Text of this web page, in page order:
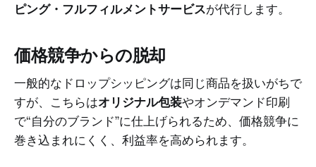
ピング・フルフィルメントサービスが代行します。
価格競争からの脱却
一般的なドロップシッピングは同じ商品を扱いがちで
すが、こちらはオリジナル包装やオンデマンド印刷
で“自分のブランド”に仕上げられるため、価格競争に
巻き込まれにくく、利益率を高められます。